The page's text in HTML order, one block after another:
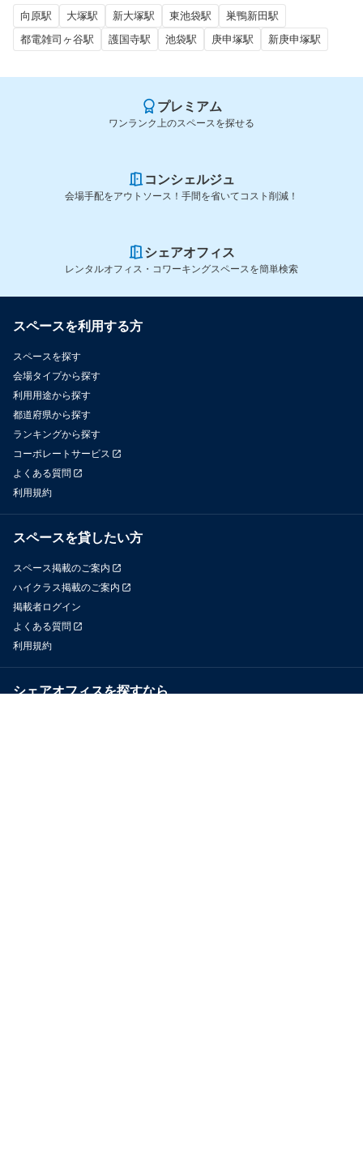
向原駅 大塚駅 新大塚駅 東池袋駅
巣鴨新田駅
都電雑司ヶ谷駅
護国寺駅 池袋駅 庚申塚駅 新庚申塚駅
プレミアム
ワンランク上のスペースを探せる
コンシェルジュ
会場手配をアウトソース！手間を省いてコスト削減！
シェアオフィス
レンタルオフィス・コワーキングスペースを簡単検索
スペースを利用する方
スペースを探す
会場タイプから探す
利用用途から探す
都道府県から探す
ランキングから探す
コーポレートサービス
よくある質問
利用規約
スペースを貸したい方
スペース掲載のご案内
ハイクラス掲載のご案内
掲載者ログイン
よくある質問
利用規約
シェアオフィスを探すなら